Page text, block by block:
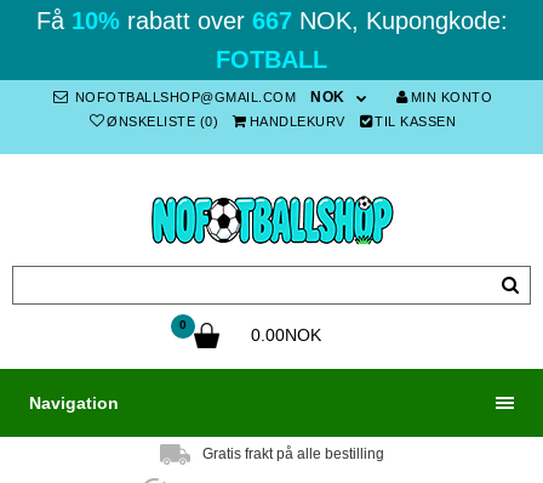
Få 10%rabatt over 667NOK, Kupongkode:
FOTBALL
NOFOTBALLSHOP@GMAIL.COM NOK
MIN KONTO
ØNSKELISTE (0)
HANDLEKURV TIL KASSEN
0
0.00NOK
Navigation
Gratis frakt på alle bestilling